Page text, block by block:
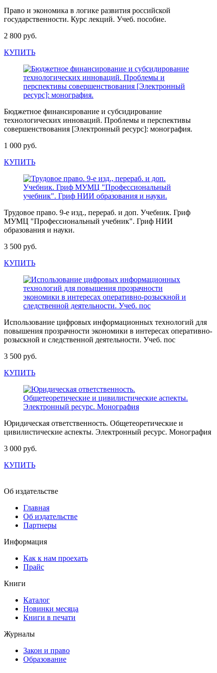
Право и экономика в логике развития российской
государственности. Курс лекций. Учеб. пособие.
2 800 руб.
КУПИТЬ
Бюджетное финансирование и субсидирование
технологических инноваций. Проблемы и перспективы
совершенствования [Электронный ресурс]: монография.
1 000 руб.
КУПИТЬ
Трудовое право. 9-е изд., перераб. и доп. Учебник. Гриф
МУМЦ "Профессиональный учебник". Гриф НИИ
образования и науки.
3 500 руб.
КУПИТЬ
Использование цифровых информационных технологий для
повышения прозрачности экономики в интересах оперативно-
розыскной и следственной деятельности. Учеб. пос
3 500 руб.
КУПИТЬ
Юридическая ответственность. Общетеоретические и
цивилистические аспекты. Электронный ресурс. Монография
3 000 руб.
КУПИТЬ
Об издательстве
Главная
Об издательстве
Партнеры
Информация
Как к нам проехать
Прайс
Книги
Каталог
Новинки месяца
Книги в печати
Журналы
Закон и право
Образование